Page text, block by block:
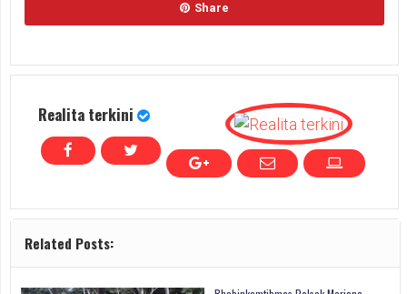
Share
Realita terkini
Related Posts: